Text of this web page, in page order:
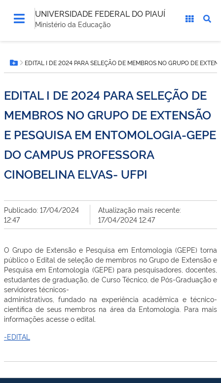
UNIVERSIDADE FEDERAL DO PIAUÍ
Ministério da Educação
está
aqui:Botão Menu
EDITAL I DE 2024 PARA SELEÇÃO DE MEMBROS NO GRUPO DE
EDITAL I DE 2024 PARA SELEÇÃO DE
MEMBROS NO GRUPO DE EXTENSÃO
E PESQUISA EM ENTOMOLOGIA-GEPE
DO CAMPUS PROFESSORA
CINOBELINA ELVAS- UFPI
Publicado: 17/04/2024
12:47
Atualização mais recente:
17/04/2024 12:47
O Grupo de Extensão e Pesquisa em Entomologia (GEPE) torna
público o Edital de seleção de membros no Grupo de Extensão e
Pesquisa em Entomologia (GEPE) para pesquisadores, docentes,
estudantes de graduação, de Curso Técnico, de Pós-Graduação e
servidores técnicos-
administrativos, fundado na experiência acadêmica e técnico-
científica de seus membros na área da Entomologia. Para mais
informações acesse o edital.
-EDITAL